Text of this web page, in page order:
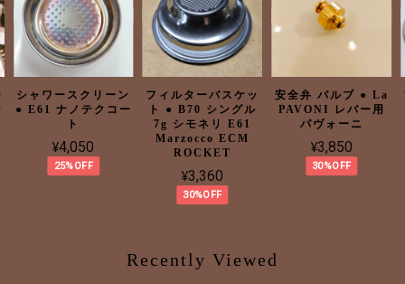
シャワースクリーン
● E61 ナノテクコー
ト
¥4,050
25%OFF
フィルターバスケッ
ト ● B70 シングル
7g シモネリ E61
Marzocco ECM
ROCKET
¥3,360
30%OFF
安全弁 バルブ ● La
PAVONI レバー用
パヴォーニ
¥3,850
30%OFF
Recently Viewed